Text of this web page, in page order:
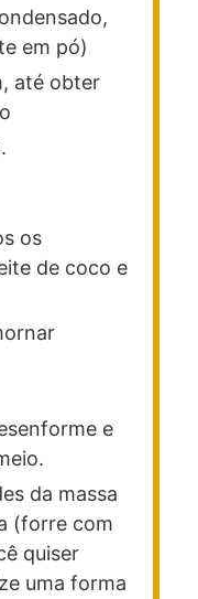
em pó)
até obter
os
de coco e
e
da massa
(forre com
quiser
uma forma